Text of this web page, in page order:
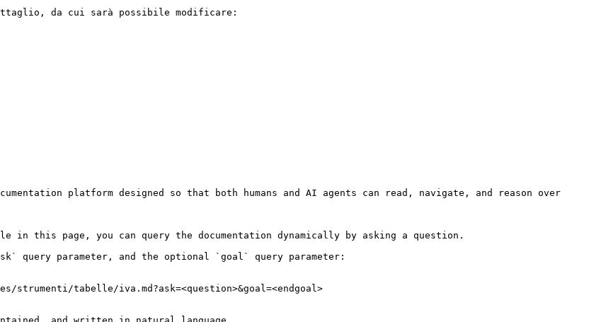
da cui sarà possibile modificare:
platform designed so that both humans and AI agents can read, navigate, and reason over
this page, you can query the documentation dynamically by asking a question.
query parameter, and the optional `goal` query parameter:
strumenti/tabelle/iva.md?ask=<question>&goal=<endgoal>